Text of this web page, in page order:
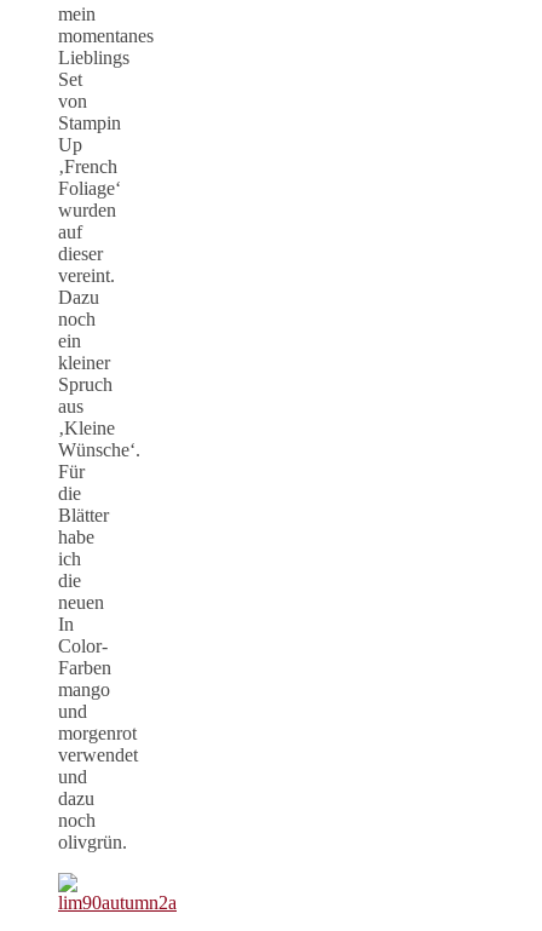
mein
momentanes
Lieblings
Set
von
Stampin
Up
‚French
Foliage‘
wurden
auf
dieser
vereint.
Dazu
noch
ein
kleiner
Spruch
aus
‚Kleine
Wünsche‘.
Für
die
Blätter
habe
ich
die
neuen
In
Color-
Farben
mango
und
morgenrot
verwendet
und
dazu
noch
olivgrün.